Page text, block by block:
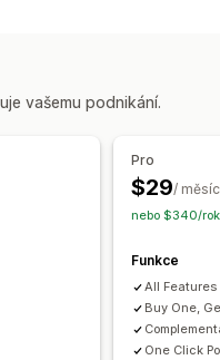
vašemu podnikání.
Pro
$29/ měsíc
nebo $340/
Funkce
All Features
Buy One,
One Click